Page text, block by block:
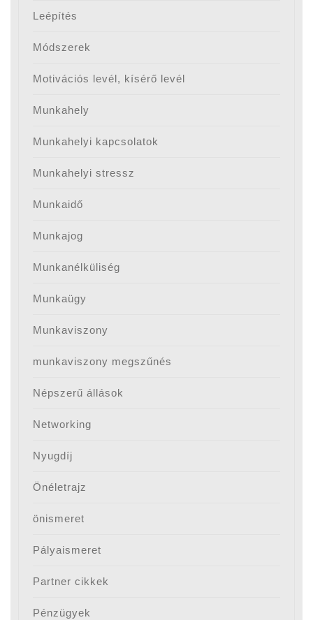
Leépítés
Módszerek
Motivációs levél, kísérő levél
Munkahely
Munkahelyi kapcsolatok
Munkahelyi stressz
Munkaidő
Munkajog
Munkanélküliség
Munkaügy
Munkaviszony
munkaviszony megszűnés
Népszerű állások
Networking
Nyugdíj
Önéletrajz
önismeret
Pályaismeret
Partner cikkek
Pénzügyek